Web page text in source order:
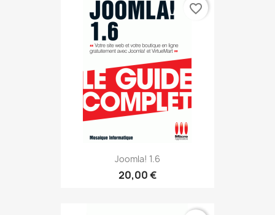
Joomla! 1.6
20,00 €
favorite_border